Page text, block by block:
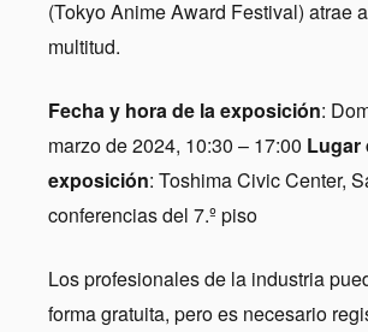
(Tokyo Anime Award Festival) atrae
multitud.
Fecha y hora de la exposición:
marzo de 2024, 10:30 – 17:00 Lugar
exposición: Toshima Civic Center,
conferencias del 7.º piso
Los profesionales de la industria
forma gratuita, pero es necesario